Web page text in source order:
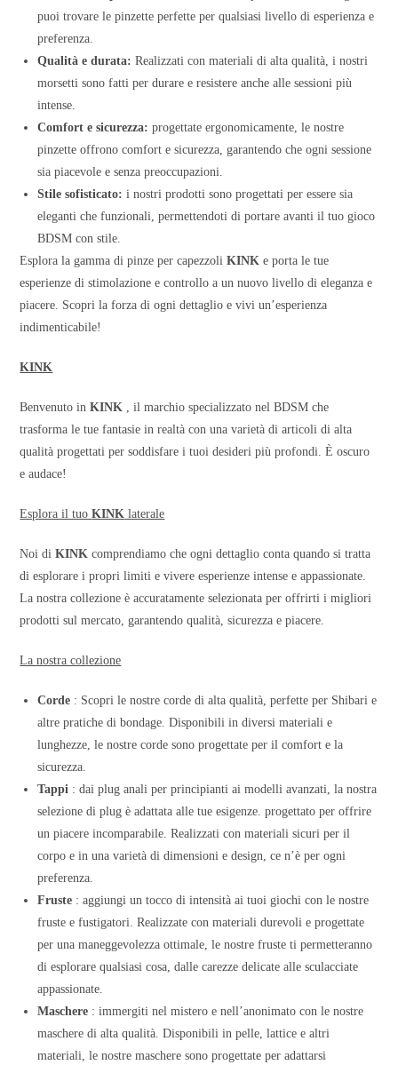
puoi trovare le pinzette perfette per qualsiasi livello di esperienza e
preferenza.
Qualità e durata: Realizzati con materiali di alta qualità, i nostri
morsetti sono fatti per durare e resistere anche alle sessioni più
intense.
Comfort e sicurezza: progettate ergonomicamente, le nostre
pinzette offrono comfort e sicurezza, garantendo che ogni sessione
sia piacevole e senza preoccupazioni.
Stile sofisticato: i nostri prodotti sono progettati per essere sia
eleganti che funzionali, permettendoti di portare avanti il tuo gioco
BDSM con stile.
Esplora la gamma di pinze per capezzoliKINK e porta le tue
esperienze di stimolazione e controllo a un nuovo livello di eleganza e
piacere. Scopri la forza di ogni dettaglio e vivi un’esperienza
indimenticabile!
KINK
Benvenuto inKINK , il marchio specializzato nel BDSM che
trasforma le tue fantasie in realtà con una varietà di articoli di alta
qualità progettati per soddisfare i tuoi desideri più profondi. È oscuro
e audace!
Esplora il tuoKINK laterale
Noi diKINK comprendiamo che ogni dettaglio conta quando si tratta
di esplorare i propri limiti e vivere esperienze intense e appassionate.
La nostra collezione è accuratamente selezionata per offrirti i migliori
prodotti sul mercato, garantendo qualità, sicurezza e piacere.
La nostra collezione
Corde : Scopri le nostre corde di alta qualità, perfette per Shibari e
altre pratiche di bondage. Disponibili in diversi materiali e
lunghezze, le nostre corde sono progettate per il comfort e la
sicurezza.
Tappi : dai plug anali per principianti ai modelli avanzati, la nostra
selezione di plug è adattata alle tue esigenze. progettato per offrire
un piacere incomparabile. Realizzati con materiali sicuri per il
corpo e in una varietà di dimensioni e design, ce n’è per ogni
preferenza.
Fruste : aggiungi un tocco di intensità ai tuoi giochi con le nostre
fruste e fustigatori. Realizzate con materiali durevoli e progettate
per una maneggevolezza ottimale, le nostre fruste ti permetteranno
di esplorare qualsiasi cosa, dalle carezze delicate alle sculacciate
appassionate.
Maschere : immergiti nel mistero e nell’anonimato con le nostre
maschere di alta qualità. Disponibili in pelle, lattice e altri
materiali, le nostre maschere sono progettate per adattarsi